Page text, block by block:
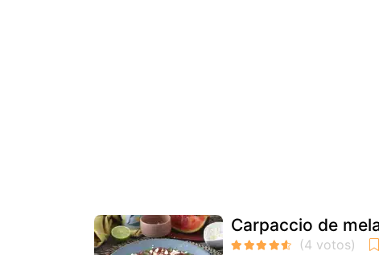
Carpaccio de